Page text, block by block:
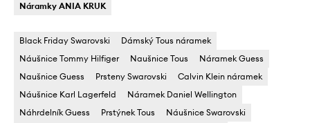
Náramky ANIA KRUK
Black Friday Swarovski
Dámský Tous náramek
Náušnice Tommy Hilfiger
Naušnice Tous
Náramek Guess
Naušnice Guess
Prsteny Swarovski
Calvin Klein náramek
Náušnice Karl Lagerfeld
Náramek Daniel Wellington
Náhrdelník Guess
Prstýnek Tous Náušnice Swarovski